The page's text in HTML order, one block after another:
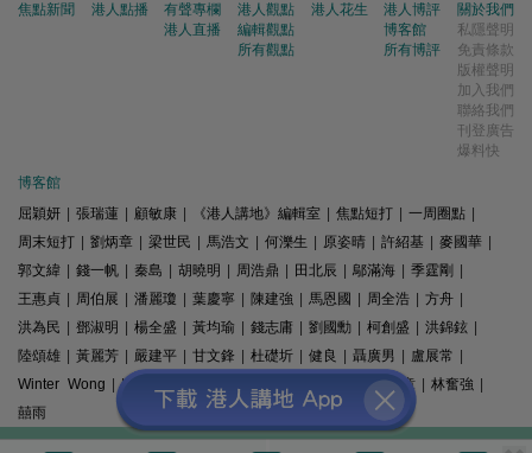
焦點新聞 港人點播
有聲專欄
港人直播
港人觀點
編輯觀點
所有觀點
港人花生
港人博評
博客館
所有博評
關於我們
私隱聲明
免責條款
版權聲明
加入我們
聯絡我們
刊登廣告
爆料快
博客館
屈穎妍
張瑞蓮 顧敏康 《港人講地》編輯室 焦點短打 一周圈點
周末短打
劉炳章 梁世民 馬浩文 何濼生 原姿晴 許紹基 麥國華
郭文緯
錢一帆 秦島 胡曉明 周浩鼎 田北辰 鄔滿海 季霆剛
王惠貞
周伯展 潘麗瓊 葉慶寧 陳建強 馬恩國 周全浩 方舟
洪為民
鄧淑明 楊全盛 黃均瑜 錢志庸 劉國勳 柯創盛 洪錦鉉
陸頌雄
黃麗芳 嚴建平 甘文鋒 杜礎圻 健良 聶廣男 盧展常
Winter Wong
K2 梁文新 羅崑 姚銘 精選文章 林奮強
囍雨